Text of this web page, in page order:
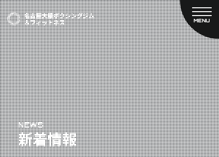
MENU
CLOSE
TOP
新着情報
ご予約
プライベートコース予約
レンタルスタジオ予約
名古屋大橋ボクシングジムについて
大橋弘政プロフィール
スタッフ紹介
料金案内
設備紹介
アクセス
営業時間
トレーナー募集
NEWS
新着情報